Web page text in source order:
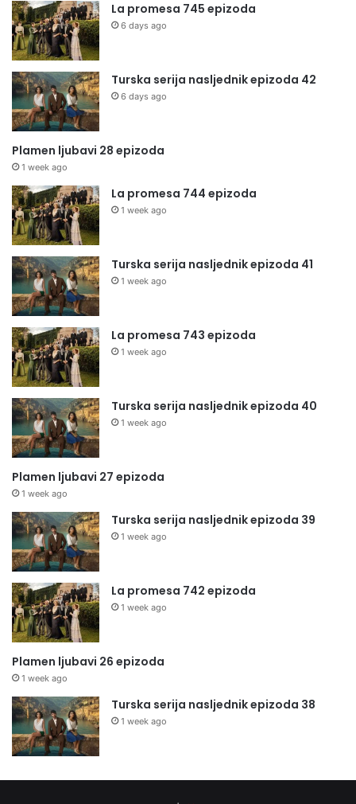
La promesa 745 epizoda
6 days ago
Turska serija nasljednik epizoda 42
6 days ago
Plamen ljubavi 28 epizoda
1 week ago
La promesa 744 epizoda
1 week ago
Turska serija nasljednik epizoda 41
1 week ago
La promesa 743 epizoda
1 week ago
Turska serija nasljednik epizoda 40
1 week ago
Plamen ljubavi 27 epizoda
1 week ago
Turska serija nasljednik epizoda 39
1 week ago
La promesa 742 epizoda
1 week ago
Plamen ljubavi 26 epizoda
1 week ago
Turska serija nasljednik epizoda 38
1 week ago